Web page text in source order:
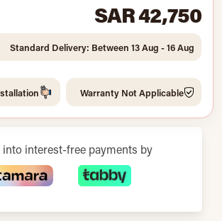
SAR 42,750
Standard Delivery: Between 13 Aug - 16 Aug
Warranty Not Applicable
into interest-free payments by